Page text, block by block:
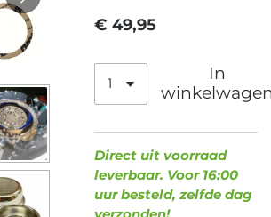
€ 49,95
In
Direct uit voorraad
leverbaar. Voor 16:00
uur besteld, zelfde dag